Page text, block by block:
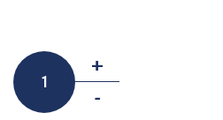
+
-